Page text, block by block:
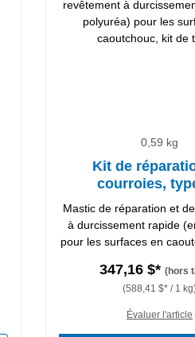
0,59 kg
Kit de
courroies,
Mastic de réparation et
à durcissement rapide
pour les surfaces en
347,16 $* (hors
(588,41 $* / 1
Évaluer l'article